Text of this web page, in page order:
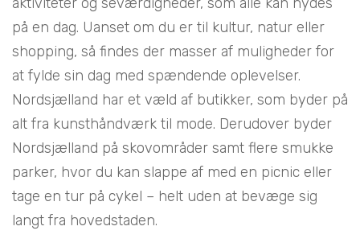
på en dag. Uanset om du er til kultur, natur eller
shopping, så findes der masser af muligheder for
at fylde sin dag med spændende oplevelser.
Nordsjælland har et væld af butikker, som byder på
alt fra kunsthåndværk til mode. Derudover byder
Nordsjælland på skovområder samt flere smukke
parker, hvor du kan slappe af med en picnic eller
tage en tur på cykel – helt uden at bevæge sig
langt fra hovedstaden.